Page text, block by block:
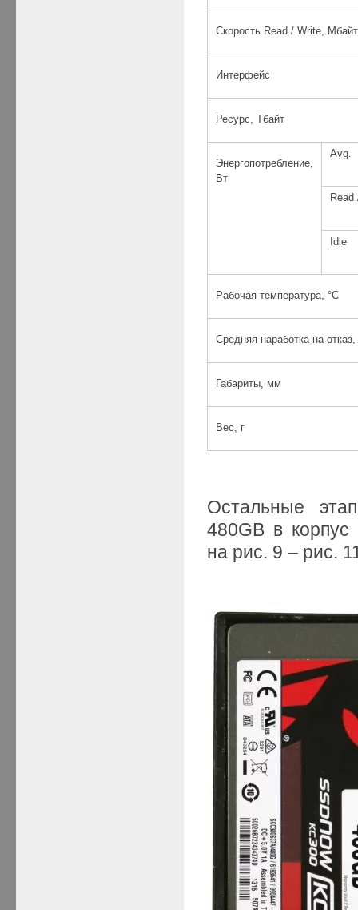
Скорость Read / Write,
Интерфейс
Ресурс, Тбайт
Энергопотребление,
Вт
Avg.
Read
Idle
Рабочая температура, °C
Средняя наработка на
Габариты, мм
Вес, г
Остальные
480GB в корпус
на рис. 9 – рис.